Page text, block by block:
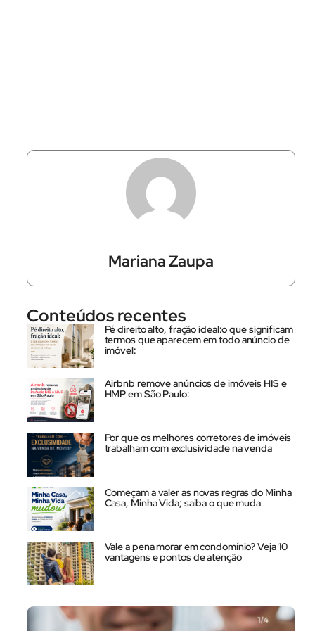
Mariana Zaupa
Conteúdos recentes
Pé direito alto, fração ideal:o que significam
termos que aparecem em todo anúncio de
imóvel:
Airbnb remove anúncios de imóveis HIS e
HMP em São Paulo:
Por que os melhores corretores de imóveis
trabalham com exclusividade na venda
Começam a valer as novas regras do Minha
Casa, Minha Vida; saiba o que muda
Vale a pena morar em condomínio? Veja 10
vantagens e pontos de atenção